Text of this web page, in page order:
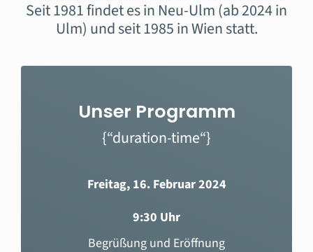
Seit 1981 findet es in Neu-Ulm (ab 2024 in
Ulm) und seit 1985 in Wien statt.
Unser Programm
{“duration-time“}
Freitag, 16. Februar 2024
9:30 Uhr
Begrüßung und Eröffnung